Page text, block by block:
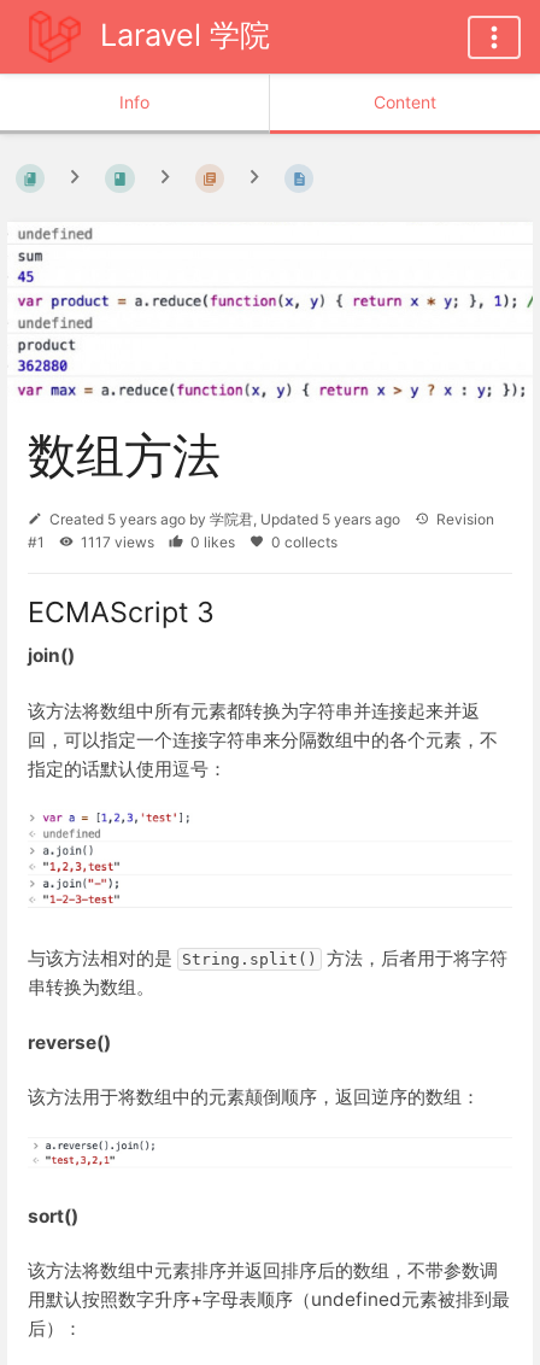
Laravel 学院
Info Content
数组方法
Created 5 years ago by 学院君, Updated 5 years ago
Revision
#1
1117 views 0 likes 0 collects
ECMAScript 3
join()
该方法将数组中所有元素都转换为字符串并连接起来并返
回，可以指定一个连接字符串来分隔数组中的各个元素，不
指定的话默认使用逗号：
与该方法相对的是 String.split()
方法，后者用于将字符
串转换为数组。
reverse()
该方法用于将数组中的元素颠倒顺序，返回逆序的数组：
sort()
该方法将数组中元素排序并返回排序后的数组，不带参数调
用默认按照数字升序+字母表顺序（undefined元素被排到最
后）：